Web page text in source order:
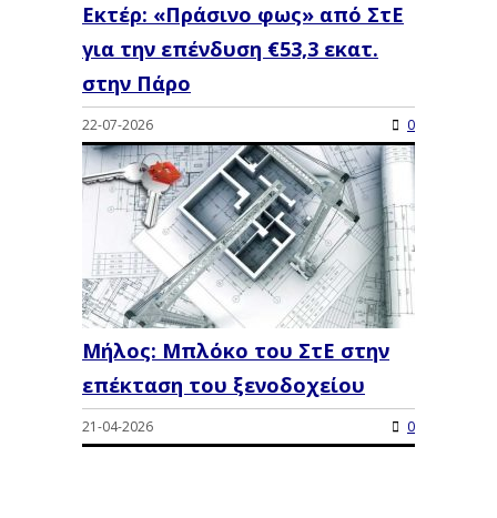
Εκτέρ: «Πράσινο φως» από ΣτΕ
για την επένδυση €53,3 εκατ.
στην Πάρο
22-07-2026 0
Μήλος: Μπλόκο του ΣτΕ στην
επέκταση του ξενοδοχείου
21-04-2026 0